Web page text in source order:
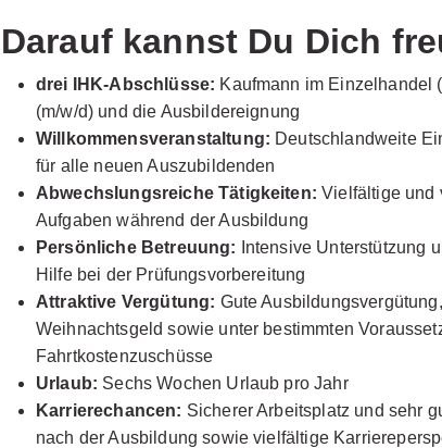
Darauf kannst Du Dich
drei IHK-Abschlüsse: Kaufmann im Einzelhandel
(m/w/d) und die Ausbildereignung
Willkommensveranstaltung: Deutschlandweite
für alle neuen Auszubildenden
Abwechslungsreiche Tätigkeiten: Vielfältige und
Aufgaben während der Ausbildung
Persönliche Betreuung: Intensive Unterstützung
Hilfe bei der Prüfungsvorbereitung
Attraktive Vergütung: Gute
Weihnachtsgeld sowie unter bestimmten
Fahrtkostenzuschüsse
Urlaub: Sechs Wochen Urlaub pro Jahr
Karrierechancen: Sicherer Arbeitsplatz und sehr
nach der Ausbildung sowie vielfältige